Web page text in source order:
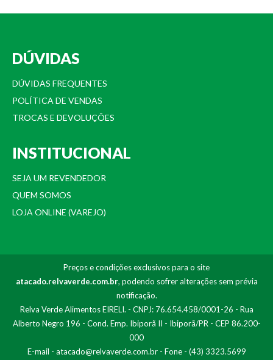
DÚVIDAS
DÚVIDAS FREQUENTES
POLÍTICA DE VENDAS
TROCAS E DEVOLUÇÕES
INSTITUCIONAL
SEJA UM REVENDEDOR
QUEM SOMOS
LOJA ONLINE (VAREJO)
Preços e condições exclusivos para o site
atacado.relvaverde.com.br, podendo sofrer alterações sem prévia
notificação.
Relva Verde Alimentos EIRELI. - CNPJ: 76.654.458/0001-26 - Rua
Alberto Negro 196 - Cond. Emp. Ibiporã II - Ibiporã/PR - CEP 86.200-
000
E-mail - atacado@relvaverde.com.br- Fone - (43) 3323.5699